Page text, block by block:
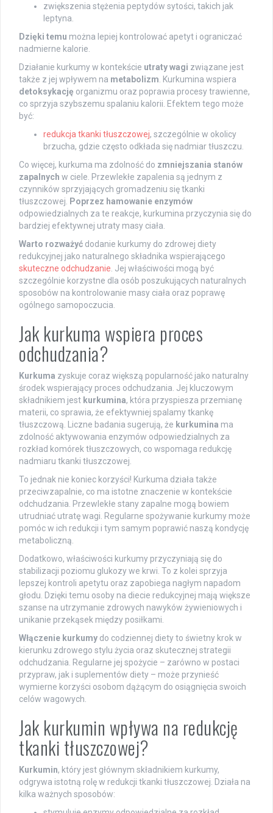
zwiększenia stężenia peptydów sytości, takich jak
leptyna.
Dzięki temu można lepiej kontrolować apetyt i ograniczać
nadmierne kalorie.
Działanie kurkumy w kontekście utraty wagi związane jest
także z jej wpływem na metabolizm. Kurkumina wspiera
detoksykację organizmu oraz poprawia procesy trawienne,
co sprzyja szybszemu spalaniu kalorii. Efektem tego może
być:
redukcja tkanki tłuszczowej, szczególnie w okolicy
brzucha, gdzie często odkłada się nadmiar tłuszczu.
Co więcej, kurkuma ma zdolność do zmniejszania stanów
zapalnych w ciele. Przewlekłe zapalenia są jednym z
czynników sprzyjających gromadzeniu się tkanki
tłuszczowej. Poprzez hamowanie enzymów
odpowiedzialnych za te reakcje, kurkumina przyczynia się do
bardziej efektywnej utraty masy ciała.
Warto rozważyć dodanie kurkumy do zdrowej diety
redukcyjnej jako naturalnego składnika wspierającego
skuteczne odchudzanie. Jej właściwości mogą być
szczególnie korzystne dla osób poszukujących naturalnych
sposobów na kontrolowanie masy ciała oraz poprawę
ogólnego samopoczucia.
Jak kurkuma wspiera proces
odchudzania?
Kurkuma zyskuje coraz większą popularność jako naturalny
środek wspierający proces odchudzania. Jej kluczowym
składnikiem jest kurkumina, która przyspiesza przemianę
materii, co sprawia, że efektywniej spalamy tkankę
tłuszczową. Liczne badania sugerują, że kurkumina ma
zdolność aktywowania enzymów odpowiedzialnych za
rozkład komórek tłuszczowych, co wspomaga redukcję
nadmiaru tkanki tłuszczowej.
To jednak nie koniec korzyści! Kurkuma działa także
przeciwzapalnie, co ma istotne znaczenie w kontekście
odchudzania. Przewlekłe stany zapalne mogą bowiem
utrudniać utratę wagi. Regularne spożywanie kurkumy może
pomóc w ich redukcji i tym samym poprawić naszą kondycję
metaboliczną.
Dodatkowo, właściwości kurkumy przyczyniają się do
stabilizacji poziomu glukozy we krwi. To z kolei sprzyja
lepszej kontroli apetytu oraz zapobiega nagłym napadom
głodu. Dzięki temu osoby na diecie redukcyjnej mają większe
szanse na utrzymanie zdrowych nawyków żywieniowych i
unikanie przekąsek między posiłkami.
Włączenie kurkumy do codziennej diety to świetny krok w
kierunku zdrowego stylu życia oraz skutecznej strategii
odchudzania. Regularne jej spożycie – zarówno w postaci
przypraw, jak i suplementów diety – może przynieść
wymierne korzyści osobom dążącym do osiągnięcia swoich
celów wagowych.
Jak kurkumin wpływa na redukcję
tkanki tłuszczowej?
Kurkumin, który jest głównym składnikiem kurkumy,
odgrywa istotną rolę w redukcji tkanki tłuszczowej. Działa na
kilka ważnych sposobów: